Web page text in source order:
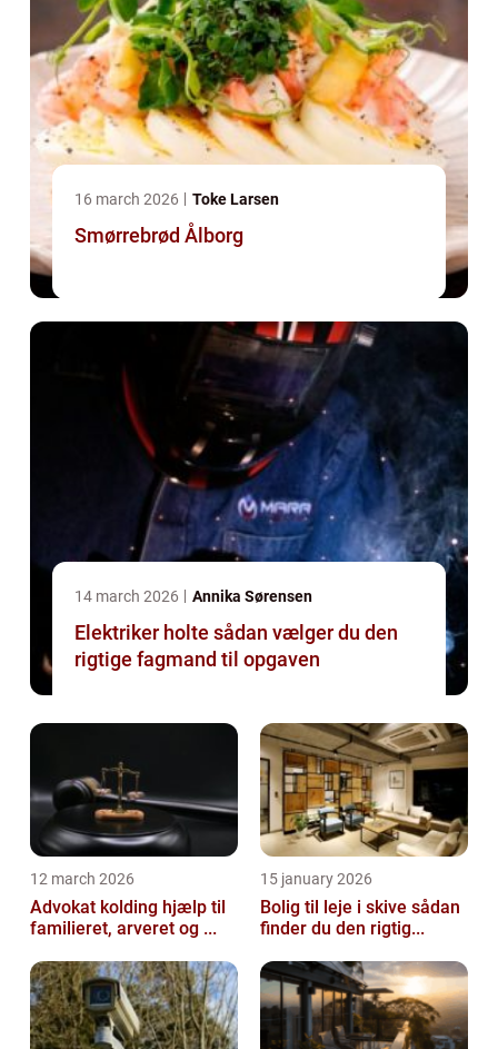
16 march 2026 Toke Larsen
Smørrebrød Ålborg
14 march 2026 Annika Sørensen
Elektriker holte sådan vælger du den
rigtige fagmand til opgaven
12 march 2026
Advokat kolding hjælp til
familieret, arveret og ...
15 january 2026
Bolig til leje i skive sådan
finder du den rigtig...